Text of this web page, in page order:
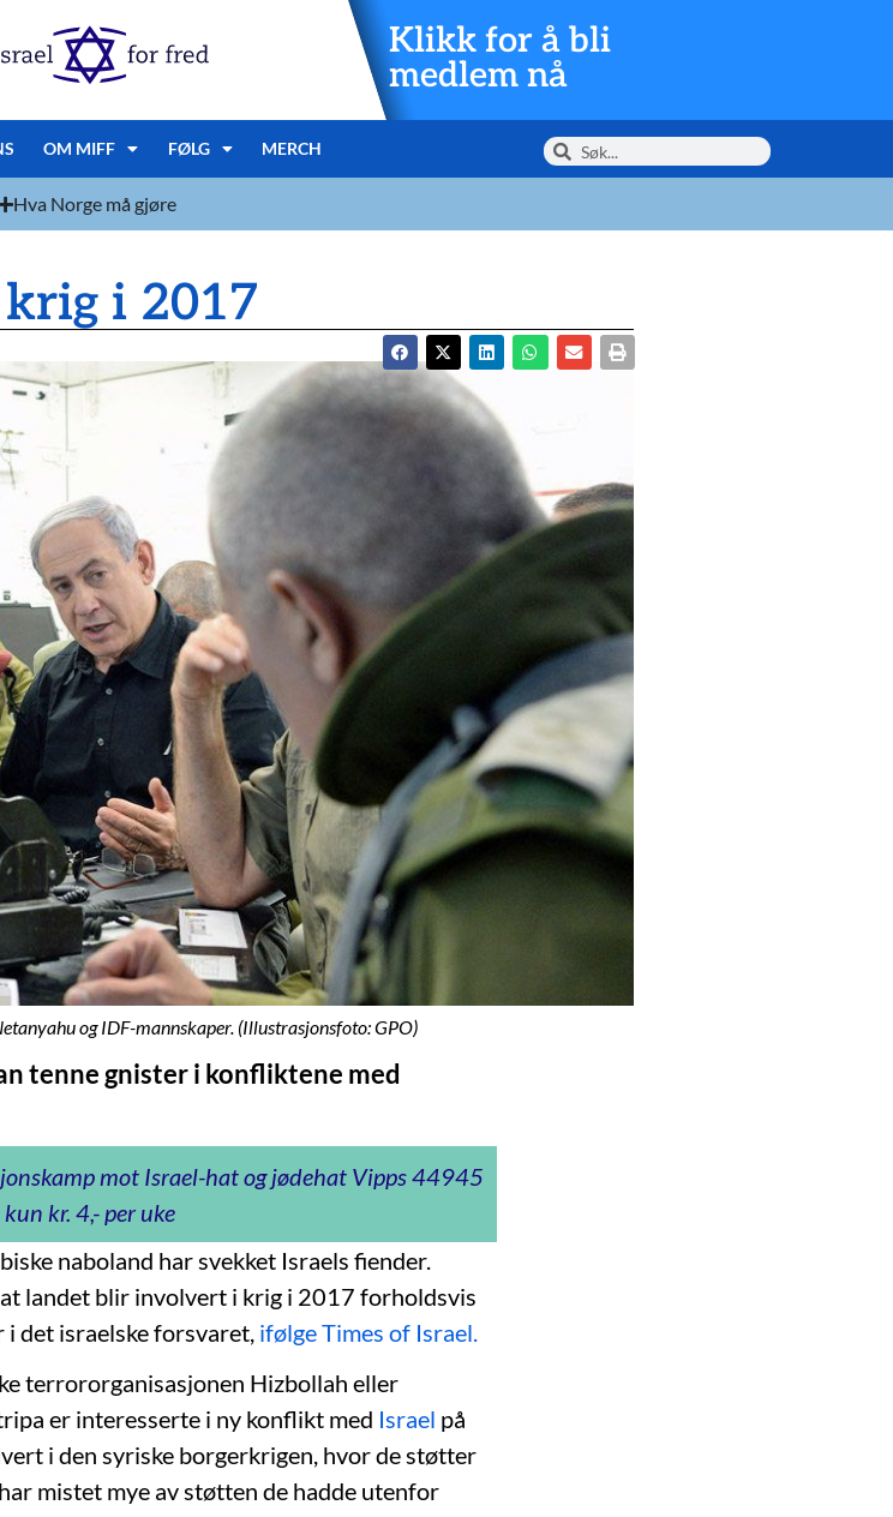
Klikk for å bli
medlem nå
OM MIFF FØLG MERCH
Hva Norge må gjøre
i 2017
og IDF-mannskaper. (Illustrasjonsfoto: GPO)
tenne gnister i konfliktene med
mot Israel-hat og jødehat Vipps 44945
kr. 4,- per uke
naboland har svekket Israels fiender.
landet blir involvert i krig i 2017 forholdsvis
det israelske forsvaret, ifølge Times of Israel.
terrororganisasjonen Hizbollah eller
er interesserte i ny konflikt med Israel på
i den syriske borgerkrigen, hvor de støtter
mistet mye av støtten de hadde utenfor